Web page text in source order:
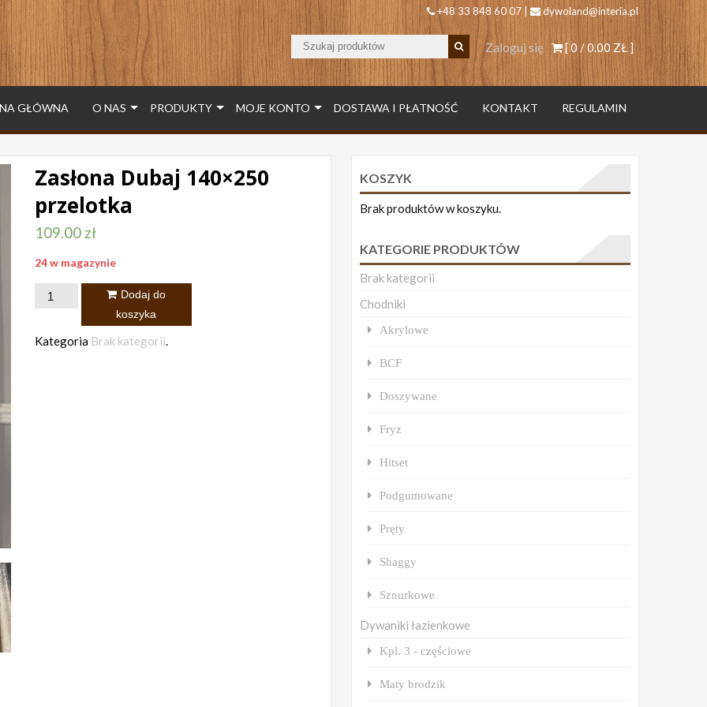
+48 33 848 60 07 | dywoland@interia.pl
[ 0 /0.00 ZŁ]
Zaloguj się
GŁÓWNA O NAS PRODUKTY MOJE KONTO DOSTAWA I PŁATNOŚĆ KONTAKT REGULAMIN
Zasłona Dubaj 140×250
przelotka
109.00 zł
24 w magazynie
ilość
Dubaj
Dodaj do
koszyka
Kategoria Brak kategorii.
KOSZYK
Brak produktów w koszyku.
KATEGORIE PRODUKTÓW
Brak kategorii
Chodniki
Akrylowe
BCF
Doszywane
Fryz
Hitset
Podgumowane
Pręty
Shaggy
Sznurkowe
Dywaniki łazienkowe
Kpl. 3 - częściowe
Maty brodzik